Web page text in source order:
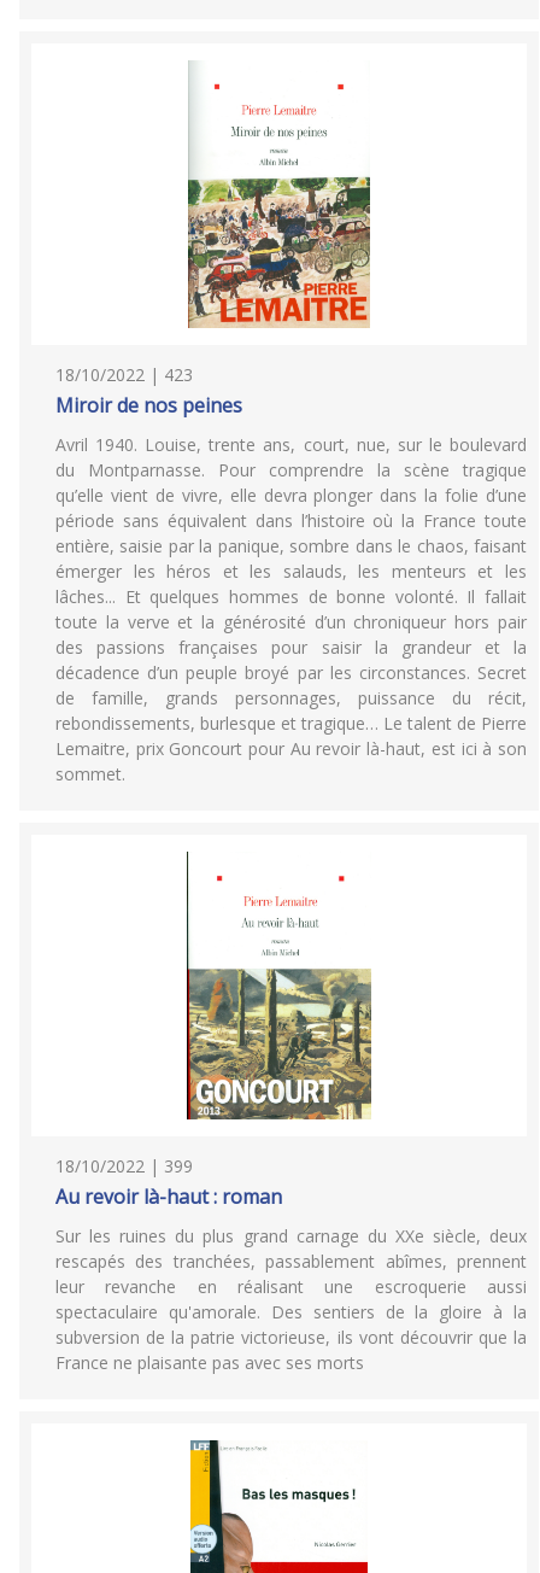
18/10/2022 | 423
Miroir de nos peines
Avril 1940. Louise, trente ans, court, nue, sur le boulevard
du Montparnasse. Pour comprendre la scène tragique
qu’elle vient de vivre, elle devra plonger dans la folie d’une
période sans équivalent dans l’histoire où la France toute
entière, saisie par la panique, sombre dans le chaos, faisant
émerger les héros et les salauds, les menteurs et les
lâches... Et quelques hommes de bonne volonté. Il fallait
toute la verve et la générosité d’un chroniqueur hors pair
des passions françaises pour saisir la grandeur et la
décadence d’un peuple broyé par les circonstances. Secret
de famille, grands personnages, puissance du récit,
rebondissements, burlesque et tragique… Le talent de Pierre
Lemaitre, prix Goncourt pour Au revoir là-haut, est ici à son
sommet.
18/10/2022 | 399
Au revoir là-haut : roman
Sur les ruines du plus grand carnage du XXe siècle, deux
rescapés des tranchées, passablement abîmes, prennent
leur revanche en réalisant une escroquerie aussi
spectaculaire qu'amorale. Des sentiers de la gloire à la
subversion de la patrie victorieuse, ils vont découvrir que la
France ne plaisante pas avec ses morts